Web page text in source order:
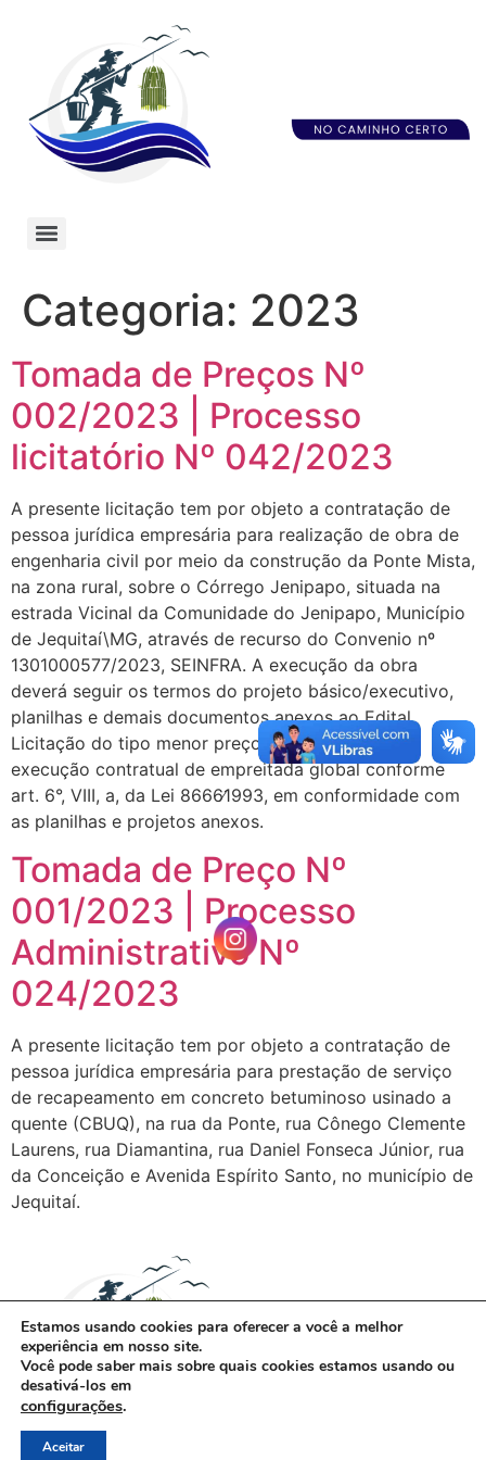
Categoria: 2023
Tomada de Preços Nº
002/2023 | Processo
licitatório Nº 042/2023
A presente licitação tem por objeto a contratação de
pessoa jurídica empresária para realização de obra de
engenharia civil por meio da construção da Ponte Mista,
na zona rural, sobre o Córrego Jenipapo, situada na
estrada Vicinal da Comunidade do Jenipapo, Município
de Jequitaí\MG, através de recurso do Convenio nº
1301000577/2023, SEINFRA. A execução da obra
deverá seguir os termos do projeto básico/executivo,
planilhas e demais documentos anexos ao Edital.
Licitação do tipo menor preço global e regime de
execução contratual de empreitada global conforme
art. 6°, VIII, a, da Lei 8666∕1993, em conformidade com
as planilhas e projetos anexos.
Tomada de Preço Nº
001/2023 | Processo
Administrativo Nº
024/2023
A presente licitação tem por objeto a contratação de
pessoa jurídica empresária para prestação de serviço
de recapeamento em concreto betuminoso usinado a
quente (CBUQ), na rua da Ponte, rua Cônego Clemente
Laurens, rua Diamantina, rua Daniel Fonseca Júnior, rua
da Conceição e Avenida Espírito Santo, no município de
Jequitaí.
Estamos usando cookies para oferecer a você a melhor
experiência em nosso site.
Você pode saber mais sobre quais cookies estamos usando ou
desativá-los em
configurações.
Aceitar